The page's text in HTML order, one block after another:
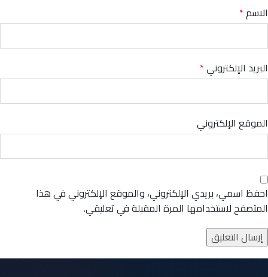
الاسم*
البريد الإلكتروني*
الموقع الإلكتروني
احفظ اسمي، بريدي الإلكتروني، والموقع الإلكتروني في هذا
المتصفح لاستخدامها المرة المقبلة في تعليقي.